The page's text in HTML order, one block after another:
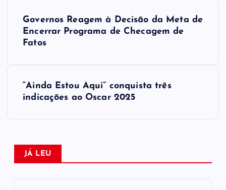
N
ç
Governos Reagem à Decisão da Meta de
Encerrar Programa de Checagem de
Fatos
“Ainda Estou Aqui” conquista três
indicações ao Oscar 2025
JÁ LEU